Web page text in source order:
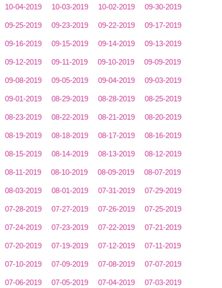
10-04-2019 10-03-2019 10-02-2019 09-30-2019
09-25-2019 09-23-2019 09-22-2019 09-17-2019
09-16-2019 09-15-2019 09-14-2019 09-13-2019
09-12-2019 09-11-2019 09-10-2019 09-09-2019
09-08-2019 09-05-2019 09-04-2019 09-03-2019
09-01-2019 08-29-2019 08-28-2019 08-25-2019
08-23-2019 08-22-2019 08-21-2019 08-20-2019
08-19-2019 08-18-2019 08-17-2019 08-16-2019
08-15-2019 08-14-2019 08-13-2019 08-12-2019
08-11-2019 08-10-2019 08-09-2019 08-07-2019
08-03-2019 08-01-2019 07-31-2019 07-29-2019
07-28-2019 07-27-2019 07-26-2019 07-25-2019
07-24-2019 07-23-2019 07-22-2019 07-21-2019
07-20-2019 07-19-2019 07-12-2019 07-11-2019
07-10-2019 07-09-2019 07-08-2019 07-07-2019
07-06-2019 07-05-2019 07-04-2019 07-03-2019